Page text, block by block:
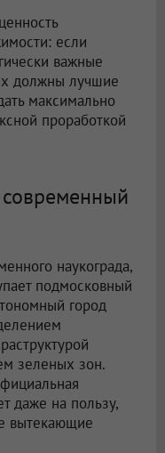
если
важные
должны лучшие
максимально
проработкой
наукограда,
подмосковный
город
зеленых зон.
даже на пользу,
вытекающие